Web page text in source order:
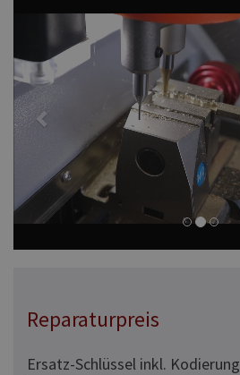
Reparaturpreis
Ersatz-Schlüssel inkl. Kodierung